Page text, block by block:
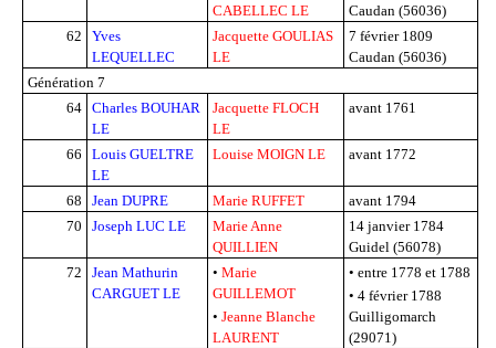
CABELLEC LE
Caudan (56036)
62
Yves
LEQUELLEC
Jacquette GOULIAS
LE
7 février 1809
Caudan (56036)
Génération 7
64 Charles BOUHAR
LE
Jacquette FLOCH
LE
avant 1761
66
Louis GUELTRE
LE
Louise MOIGN LE avant 1772
68 Jean DUPRE Marie RUFFET
avant 1794
70
Joseph LUC LE
Marie Anne
QUILLIEN
14 janvier 1784
Guidel (56078)
72
Jean Mathurin
CARGUET LE
• Marie
GUILLEMOT
• Jeanne Blanche
LAURENT
• entre 1778 et 1788
• 4 février 1788
Guilligomarch
(29071)